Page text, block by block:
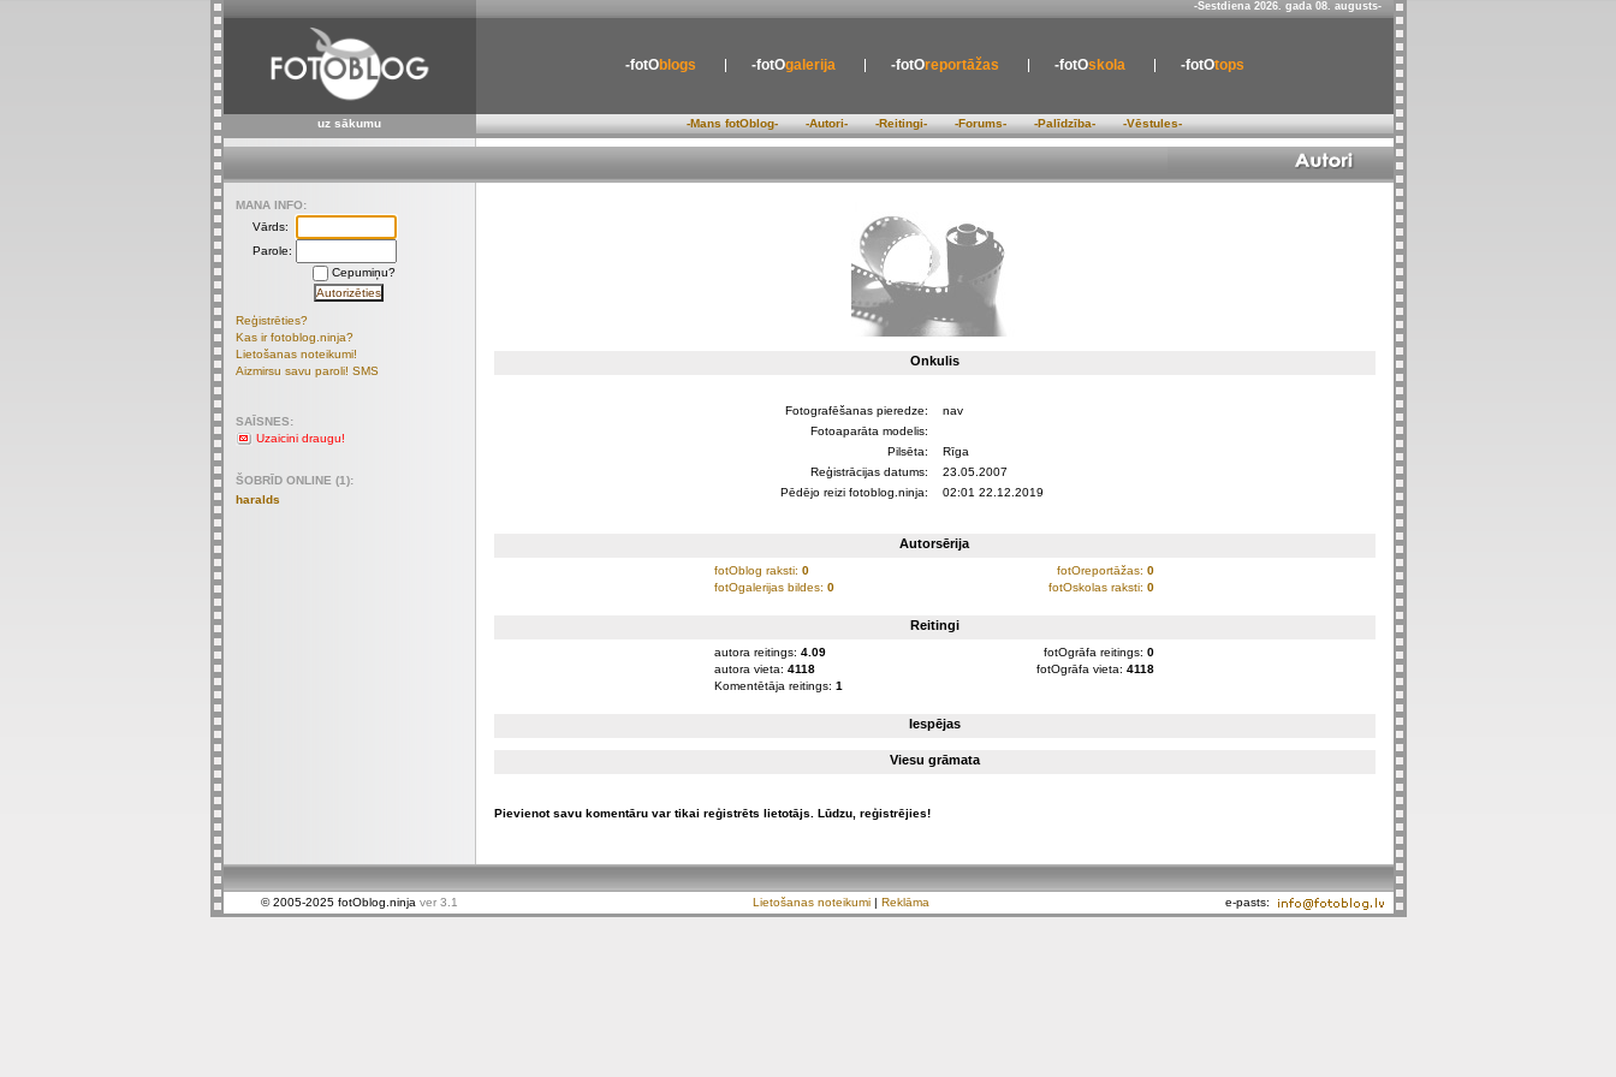
-Sestdiena 2026. gada 08. augusts-
-fotOblogs -fotOgalerija -fotOreportāžas -fotOskola -fotOtops
uz sākumu -Mans fotOblog- -Autori- -Reitingi- -Forums- -Palīdzība- -Vēstules-
Onkulis
Fotografēšanas pieredze:
nav
Fotoaparāta modelis:
Pilsēta:
Rīga
Reģistrācijas datums:
23.05.2007
Pēdējo reizi fotoblog.ninja:
02:01 22.12.2019
Autorsērija
fotOblog raksti: 0
fotOgalerijas bildes: 0
fotOreportāžas:0
fotOskolas raksti:0
Reitingi
autora reitings: 4.09
autora vieta: 4118
Komentētāja reitings: 1
fotOgrāfa reitings:0
fotOgrāfa vieta:4118
Iespējas
Viesu grāmata
Pievienot savu komentāru var tikai reģistrēts lietotājs. Lūdzu, reģistrējies!
MANA INFO:
Vārds:
Parole:
Cepumiņu?
Reģistrēties?
Kas ir fotoblog.ninja?
Lietošanas noteikumi!
Aizmirsu savu paroli! SMS
SAĪSNES:
Uzaicini draugu!
ŠOBRĪD ONLINE (1):
haralds
© 2005-2025 fotOblog.ninja ver 3.1 e-pasts:
Lietošanas noteikumi | Reklāma